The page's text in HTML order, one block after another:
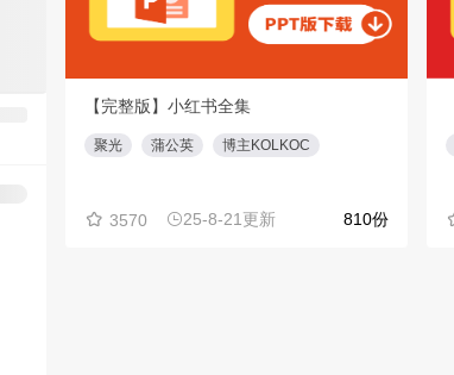
【完整版】小红书全集
聚光 蒲公英 博主KOLKOC
3570 25-8-21更新 810份